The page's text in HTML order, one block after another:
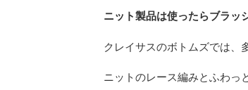
ニット製品は使ったらブラッ
クレイサスのボトムズでは、
ニットのレース編みとふわっ